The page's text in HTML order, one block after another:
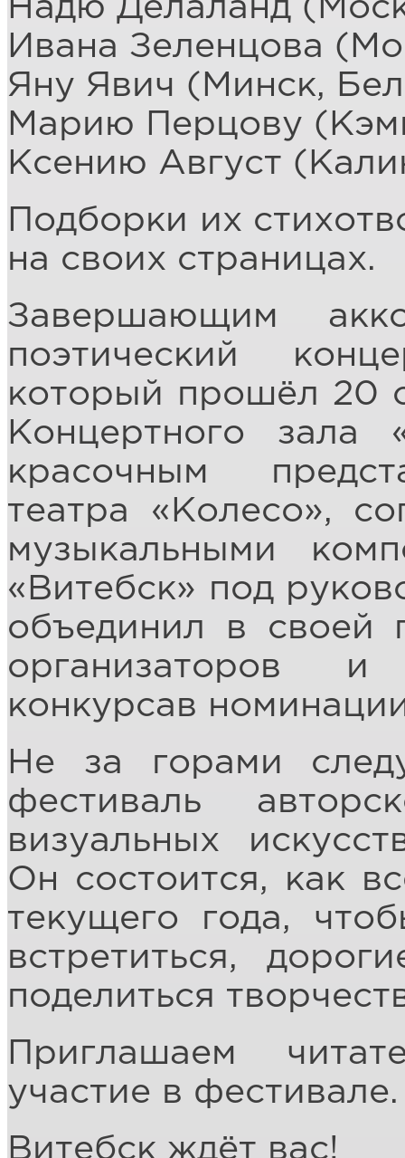
Надю Делаланд
Ивана Зеленцова
Яну Явич (Минск,
Марию Перцову
Ксению Август
Подборки их
на своих страницах.
Завершающим
поэтический
который прошёл 20
Концертного зала
красочным
театра «Колесо»,
музыкальными
«Витебск» под
объединил в своей
организаторов и
конкурсав
Не за горами
фестиваль
визуальных
Он состоится, как
текущего года,
встретиться,
поделиться
Приглашаем
участие в фестивале.
Витебск ждёт вас!